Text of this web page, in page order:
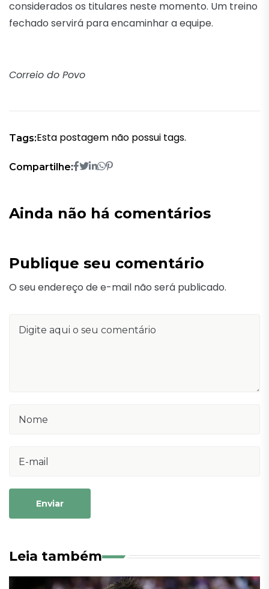
considerados os titulares neste momento. Um treino
fechado servirá para encaminhar a equipe.
Correio do Povo
Tags:Esta postagem não possui tags.
Compartilhe:
Ainda não há comentários
Publique seu comentário
O seu endereço de e-mail não será publicado.
Enviar
Leia também